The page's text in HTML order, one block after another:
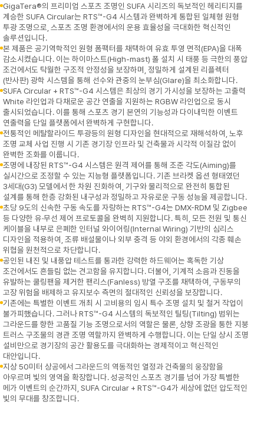
GigaTera®의 프리미엄 스포츠 조명인 SUFA 시리즈의 독보적인 헤리티지를
계승한 SUFA Circular는 RTS™-G4 시스템과 완벽하게 통합된 일체형 원형
투광 조명으로, 스포츠 조명 환경에서의 운용 효율성을 극대화한 혁신적인
솔루션입니다.
본 제품은 공기역학적인 원형 폼팩터를 채택하여 유효 투영 면적(EPA)을 대폭
감소시켰습니다. 이는 하이마스트(High-mast) 폴 설치 시 태풍 등 극한의 풍압
조건에서도 탁월한 구조적 안정성을 보장하며, 정밀하게 설계된 리플렉터
(반사판) 광학 시스템을 통해 선수와 관중의 눈부심(Glare)을 최소화합니다.
SUFA Circular + RTS™-G4 시스템은 최상의 경기 가시성을 보장하는 고출력
White 라인업과 다채로운 공간 연출을 지원하는 RGBW 라인업으로 동시
출시되었습니다. 이를 통해 스포츠 경기 본연의 기능성과 다이내믹한 이벤트
연출력을 단일 플랫폼에서 완벽하게 구현합니다.
전통적인 메탈할라이드 투광등의 원형 디자인을 현대적으로 재해석하여, 노후
조명 교체 사업 진행 시 기존 경기장 인프라 및 건축물과 시각적 이질감 없이
완벽한 조화를 이룹니다.
조명에 내장된 RTS™-G4 시스템은 원격 제어를 통해 조준 각도(Aiming)를
실시간으로 조정할 수 있는 지능형 플랫폼입니다. 기존 브라켓 옵션 형태였던
3세대(G3) 모델에서 한 차원 진화하여, 기구와 물리적으로 완전히 통합된
설계를 통해 한층 강화된 내구성과 정밀하고 자유로운 구동 성능을 제공합니다.
초당 9도의 신속한 구동 속도를 자랑하는 RTS™-G4는 DMX-RDM 및 Zigbee
등 다양한 유·무선 제어 프로토콜을 완벽히 지원합니다. 특히, 모든 전원 및 통신
케이블을 내부로 은폐한 인터널 와이어링(Internal Wiring) 기반의 심리스
디자인을 적용하여, 조류 배설물이나 외부 충격 등 야외 환경에서의 각종 훼손
위협을 원천적으로 차단합니다.
공인된 내진 및 내풍압 테스트를 통과한 강력한 하드웨어는 혹독한 기상
조건에서도 흔들림 없는 견고함을 유지합니다. 더불어, 기계적 소음과 진동을
유발하는 쿨링팬을 제거한 팬리스(Fanless) 방열 구조를 채택하여, 구동부의
고장 위험을 배제하고 유지보수 측면의 절대적인 신뢰성을 보장합니다.
기존에는 특별한 이벤트 개최 시 고비용의 임시 특수 조명 설치 및 철거 작업이
불가피했습니다. 그러나 RTS™-G4 시스템의 독보적인 틸팅(Tilting) 범위는
그라운드를 향한 고품질 기능 조명으로서의 역할은 물론, 상향 조광을 통한 지붕
트러스 구조물의 경관 조명 역할까지 완벽하게 수행합니다. 이는 단일 상시 조명
설비만으로 경기장의 공간 활용도를 극대화하는 경제적이고 혁신적인
대안입니다.
지상 50미터 상공에서 그라운드의 역동적인 열정과 건축물의 웅장함을
아우르며 빛의 영역을 확장합니다. 성공적인 스포츠 경기를 넘어 가장 특별한
메가 이벤트의 순간까지, SUFA Circular + RTS™-G4가 세상에 없던 압도적인
빛의 무대를 창조합니다.